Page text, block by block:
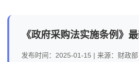
《政府采购法实施条例》
发布时间：2025-01-15 | 来源：财政部